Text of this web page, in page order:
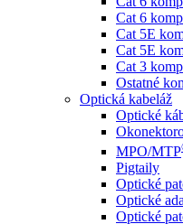
Cat 6
Cat 5E
Cat 5E
Cat 3
Ostatné
Optická kabeláž
Optické
MPO/MTP
Pigtaily
Optické
Optické
Optické